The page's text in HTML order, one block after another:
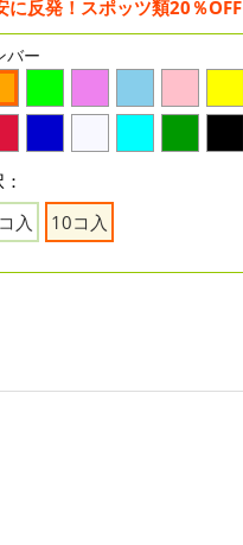
に反発！スポッツ類20％OFF
バー
入
10コ入